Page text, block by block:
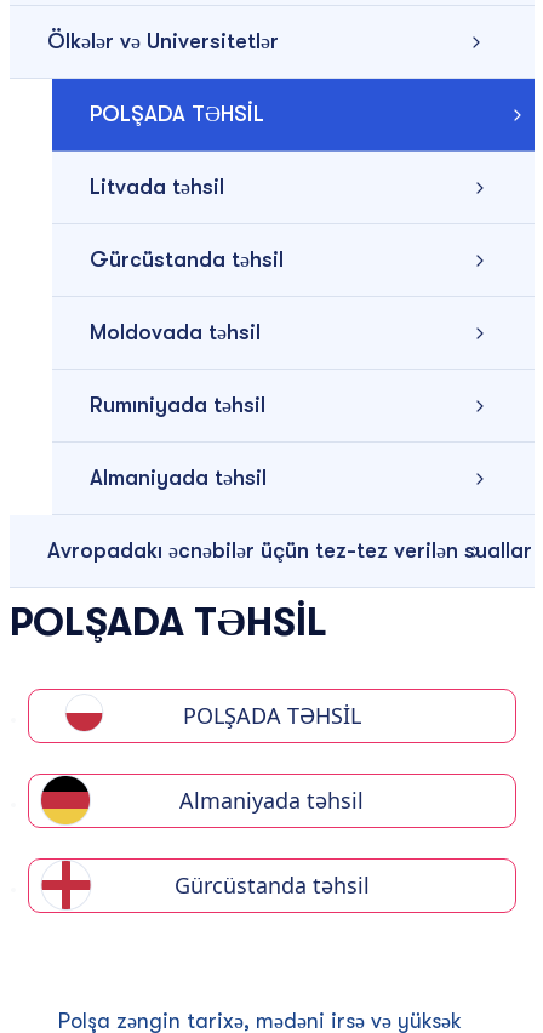
Ölkələr və Universitetlər
POLŞADA TƏHSİL
Litvada təhsil
Gürcüstanda təhsil
Moldovada təhsil
Rumıniyada təhsil
Almaniyada təhsil
Avropadakı əcnəbilər üçün tez-tez verilən suallar
POLŞADA TƏHSIL
POLŞADA TƏHSİL
Almaniyada təhsil
Gürcüstanda təhsil
Polşa zəngin tarixə, mədəni irsə və yüksək